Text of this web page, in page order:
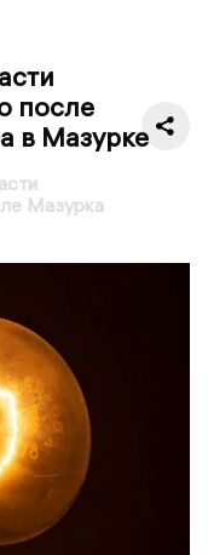
после
в Мазурке
Мазурка